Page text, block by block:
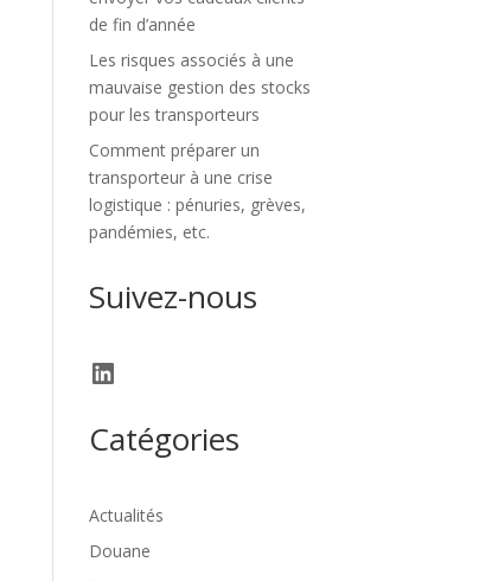
de fin d’année
Les risques associés à une
mauvaise gestion des stocks
pour les transporteurs
Comment préparer un
transporteur à une crise
logistique : pénuries, grèves,
pandémies, etc.
Suivez-nous
LinkedIn
Catégories
Actualités
Douane